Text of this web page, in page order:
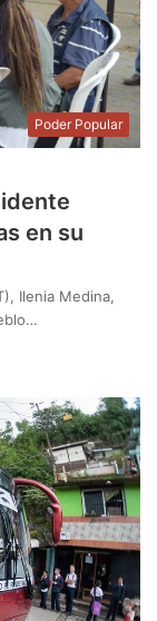
Poder Popular
en su
Ilenia Medina,